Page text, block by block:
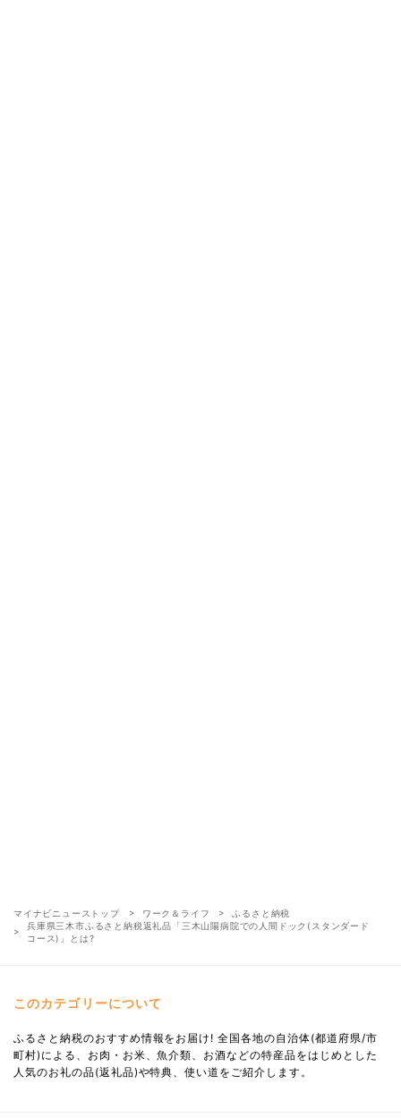
マイナビニューストップ ワーク＆ライフ
ふるさと納税
兵庫県三木市ふるさと納税返礼品「三木山陽病院での人間ドック(スタンダード
コース)」とは?
このカテゴリーについて
ふるさと納税のおすすめ情報をお届け! 全国各地の自治体(都道府県/市
町村)による、お肉・お米、魚介類、お酒などの特産品をはじめとした
人気のお礼の品(返礼品)や特典、使い道をご紹介します。